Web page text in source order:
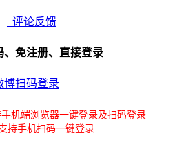
评论反馈
、免注册、直接登录
博扫码登录
机端浏览器一键登录及扫码登录
持手机扫码一键登录